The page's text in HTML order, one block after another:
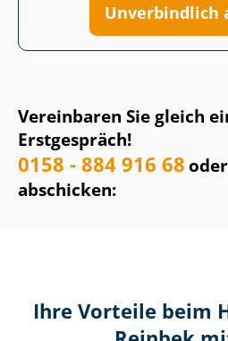
Vereinbaren Sie gleich
Erstgespräch!
0158 - 884 916 68
abschicken:
Unverbindlich
Ihre Vorteile beim